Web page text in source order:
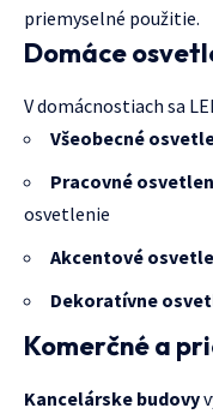
priemyselné použitie.
Domáce
V domácnostiach sa
Všeobecné
Pracovné
osvetlenie
Akcentové
Dekoratívne
Komerčné a
Kancelárske budovy